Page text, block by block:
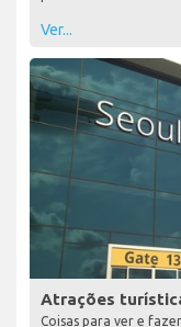
Ver...
Atrações
Coisas para ver e